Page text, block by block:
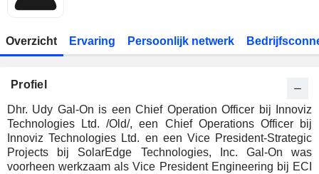
Overzicht Ervaring Persoonlijk netwerk
Profiel
Dhr. Udy Gal-On is een Chief Operation Officer bij Innoviz
Technologies Ltd. /Old/, een Chief Operations Officer bij
Innoviz Technologies Ltd. en een Vice President-Strategic
Projects bij SolarEdge Technologies, Inc. Gal-On was
voorheen werkzaam als Vice President Engineering bij ECI